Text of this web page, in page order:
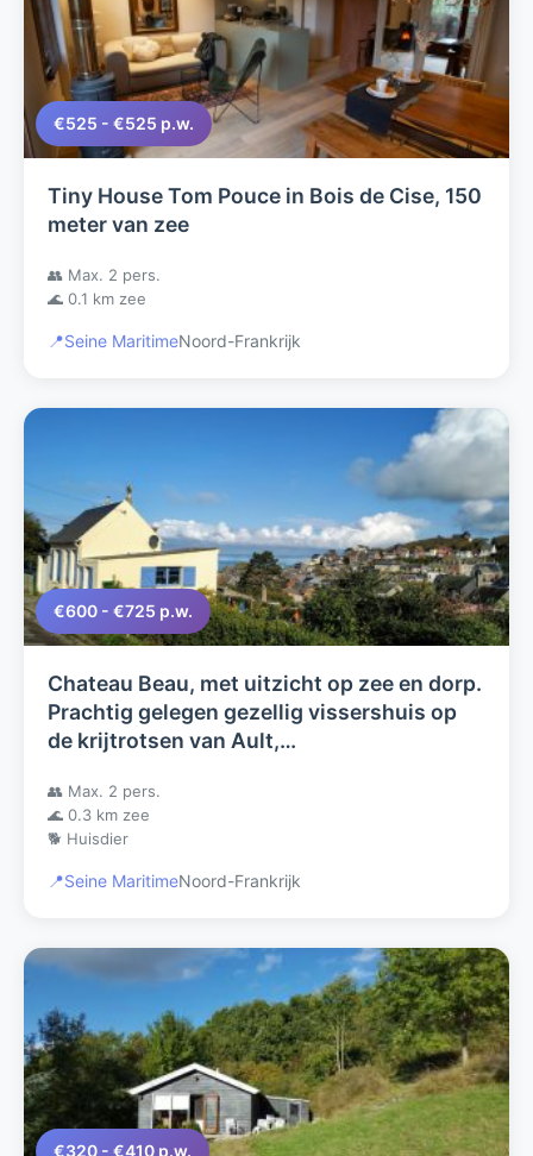
€525 - €525 p.w.
Tiny House Tom Pouce in Bois de Cise, 150
meter van zee
👥 Max. 2 pers.
🌊 0.1 km zee
📍Seine MaritimeNoord-Frankrijk
€600 - €725 p.w.
Chateau Beau, met uitzicht op zee en dorp.
Prachtig gelegen gezellig vissershuis op
de krijtrotsen van Ault,
👥 Max. 2 pers.
🌊 0.3 km zee
🐕 Huisdier
📍Seine MaritimeNoord-Frankrijk
€320 - €410 p.w.